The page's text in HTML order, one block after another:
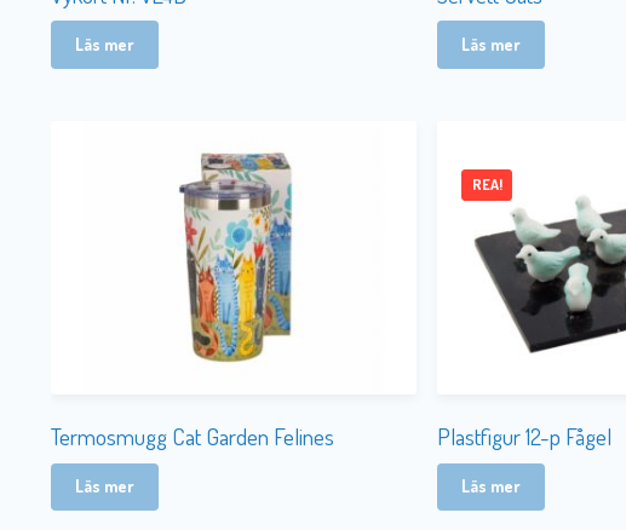
Läs mer Läs mer
Termosmugg Cat Garden Felines
Läs mer
Plastfigur 12-p Fågel
REA!
Läs mer